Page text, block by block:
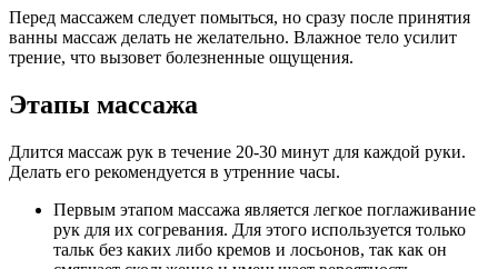
Перед массажем следует помыться, но сразу после принятия
ванны массаж делать не желательно. Влажное тело усилит
трение, что вызовет болезненные ощущения.
Этапы массажа
Длится массаж рук в течение 20-30 минут для каждой руки.
Делать его рекомендуется в утренние часы.
Первым этапом массажа является легкое поглаживание
рук для их согревания. Для этого используется только
тальк без каких либо кремов и лосьонов, так как он